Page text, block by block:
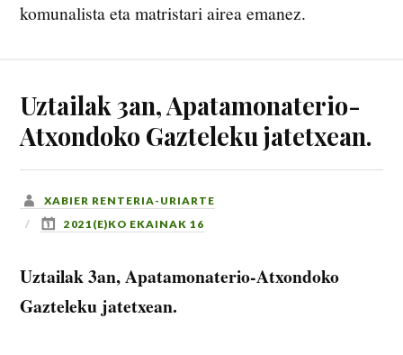
komunalista eta matristari airea emanez.
Uztailak 3an, Apatamonaterio-
Atxondoko Gazteleku jatetxean.
XABIER RENTERIA-URIARTE
2021(E)KO EKAINAK 16
Uztailak 3an, Apatamonaterio-Atxondoko
Gazteleku jatetxean.